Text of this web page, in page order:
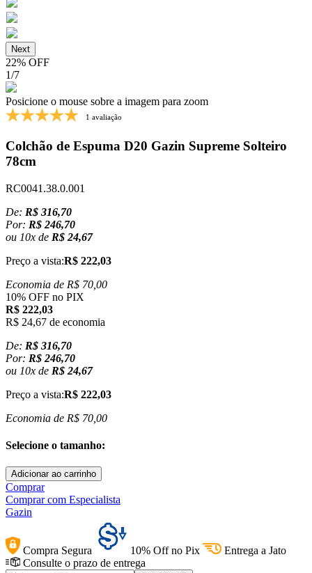
Next
22% OFF
1/7
Posicione o mouse sobre a imagem para zoom
1 avaliação
Colchão de Espuma D20 Gazin Supreme Solteiro
78cm
RC0041.38.0.001
De: R$ 316,70
Por: R$ 246,70
ou 10x de R$ 24,67
Preço a vista:R$ 222,03
Economia de R$ 70,00
10% OFF no PIX
R$ 222,03
R$ 24,67 de economia
De: R$ 316,70
Por: R$ 246,70
ou 10x de R$ 24,67
Preço a vista:R$ 222,03
Economia de R$ 70,00
Selecione o tamanho:
Adicionar ao carrinho
Comprar
Comprar com Especialista
Gazin
Compra Segura 10% Off no Pix
Entrega a Jato
Consulte o prazo de entrega